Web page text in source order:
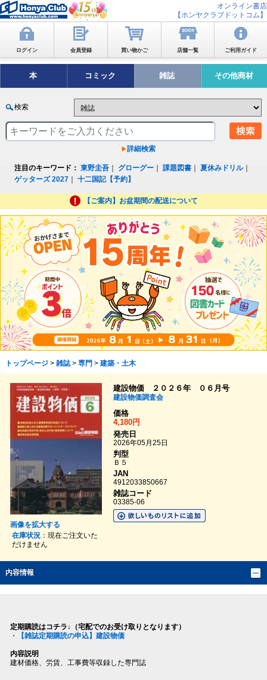
オンライン書店
【ホンヤクラブドットコム】
ログイン 会員登録 買い物かご 店舗一覧 ご利用ガイド
本 コミック 雑誌 その他商材
検索
詳細検索
注目のキーワード： 東野圭吾 グローグー ｜課題図書 ｜夏休みドリル｜
ゲッターズ 2027 ｜十二国記【予約】
【ご案内】お盆期間の配送について
トップページ> 雑誌> 専門 > 建築・土木
画像を拡大する
在庫状況：現在ご注文いた
だけません
建設物価 ２０２６年 ０６月号
建設物価調査会
価格
4,180円
発売日
2026年05月25日
判型
Ｂ５
JAN
4912033850667
雑誌コード
03385-06
内容情報
定期購読はコチラ↓（宅配でのお受け取りとなります）
・
【雑誌定期購読の申込】建設物価
内容説明
建材価格、労賃、工事費等収録した専門誌